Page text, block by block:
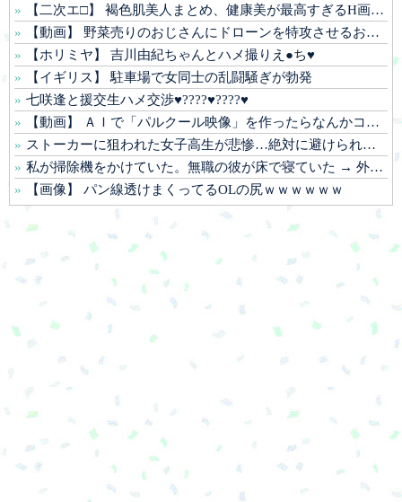
【二次エ□】 褐色肌美人まとめ、健康美が最高すぎるH画像ｗ
【動画】 野菜売りのおじさんにドローンを特攻させるおそロシア。
【ホリミヤ】 吉川由紀ちゃんとハメ撮りえ●ち♥
【イギリス】 駐車場で女同士の乱闘騒ぎが勃発
七咲逢と援交生ハメ交渉♥️????♥️????♥️
【動画】 ＡＩで「パルクール映像」を作ったらなんかコワい結果に…ｗ！！
ストーカーに狙われた女子高生が悲惨…絶対に避けられない中出しレ●プGIF画像
私が掃除機をかけていた。無職の彼が床で寝ていた → 外では生きていけないダメ男はこちらです…
【画像】 パン線透けまくってるOLの尻ｗｗｗｗｗｗ